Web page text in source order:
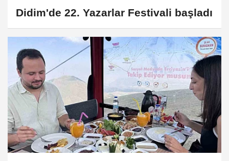
Didim'de 22. Yazarlar Festivali başladı